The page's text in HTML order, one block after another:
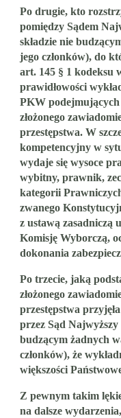
Po drugie, kto
pomiędzy Sądem
składzie nie
jego członków), do
art. 145 § 1 kodeksu
prawidłowości
PKW podejmujących
złożonego
przestępstwa. W
kompetencyjny w
wydaje się wysoce
wybitny, prawnik,
kategorii
zwanego
z ustawą zasadniczą
Komisję Wyborczą,
dokonania
Po trzecie, jaką
złożonego
przestępstwa
przez Sąd Najwyższy
budzącym żadnych
członków), że
większości
Z pewnym takim
na dalsze